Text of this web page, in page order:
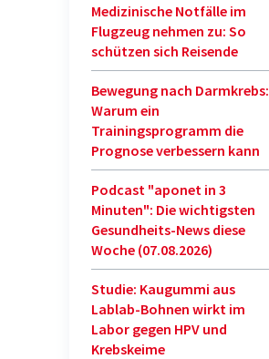
Medizinische Notfälle im
Flugzeug nehmen zu: So
schützen sich Reisende
Bewegung nach Darmkrebs:
Warum ein
Trainingsprogramm die
Prognose verbessern kann
Podcast "aponet in 3
Minuten": Die wichtigsten
Gesundheits-News diese
Woche (07.08.2026)
Studie: Kaugummi aus
Lablab-Bohnen wirkt im
Labor gegen HPV und
Krebskeime